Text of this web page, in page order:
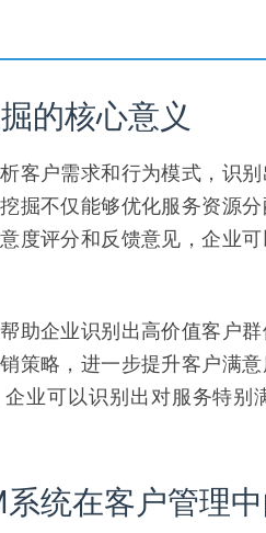
的核心意义
客户需求和行为模式，识
掘不仅能够优化服务资源
度评分和反馈意见，企业
助企业识别出高价值客户
策略，进一步提升客户满
业可以识别出对服务特别
统在客户管理